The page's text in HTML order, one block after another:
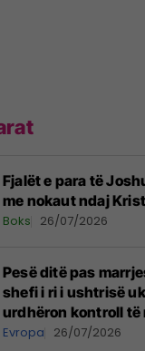
Fjalët e para të
me nokaut ndaj
Boks 26/07/2026
Pesë ditë pas
shefi i ri i ushtrisë
urdhëron kontroll të
Evropa 26/07/2026